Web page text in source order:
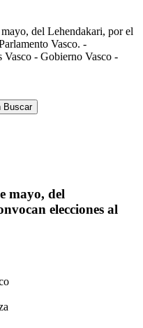
del Lehendakari, por el
Vasco. -
Vasco - Gobierno Vasco -
Buscar
mayo, del
elecciones al